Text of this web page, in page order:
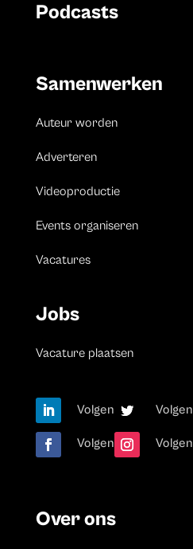
Podcasts
Samenwerken
Auteur worden
Adverteren
Videoproductie
Events organiseren
Vacatures
Jobs
Vacature plaatsen
Volgen Volgen
Volgen Volgen
Over ons